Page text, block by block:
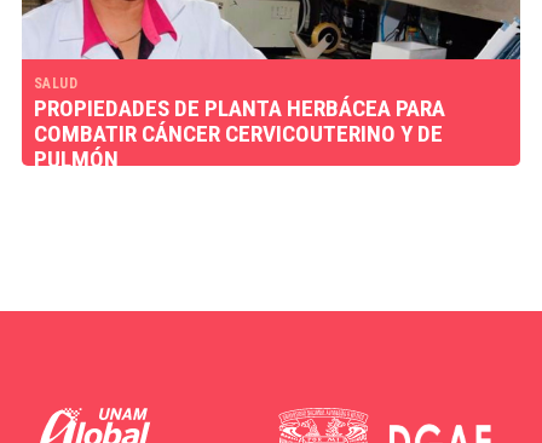
SALUD
PROPIEDADES DE PLANTA HERBÁCEA PARA
COMBATIR CÁNCER CERVICOUTERINO Y DE
PULMÓN